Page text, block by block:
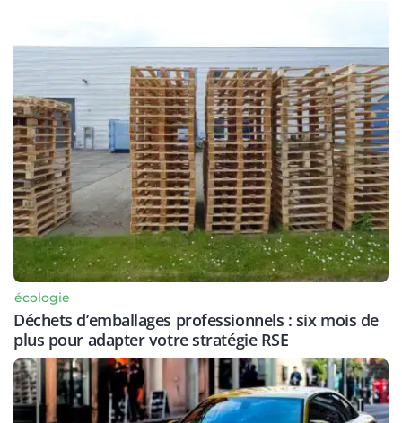
écologie
Déchets d’emballages professionnels : six mois de
plus pour adapter votre stratégie RSE